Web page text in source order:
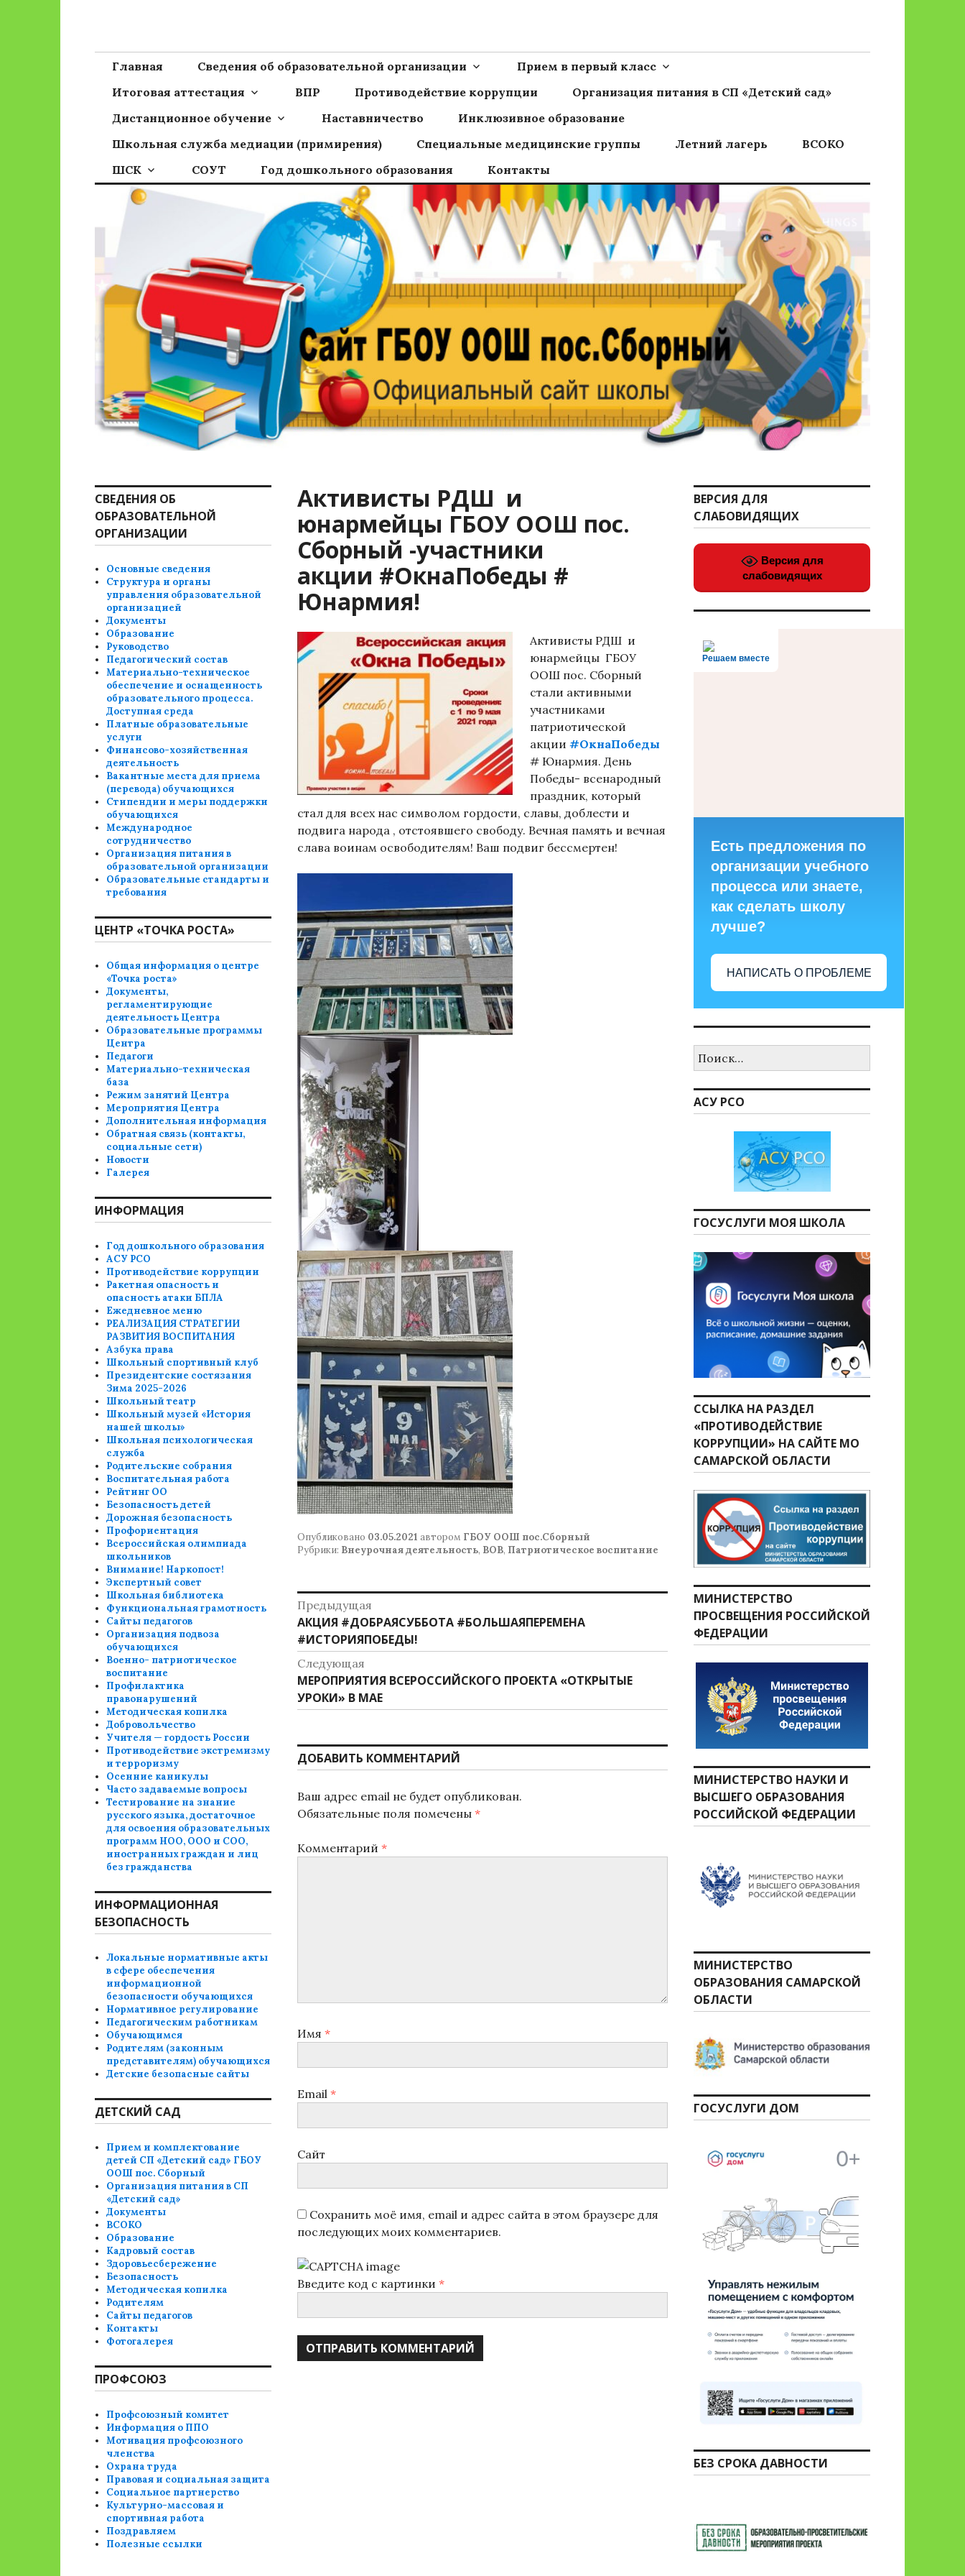
Сайт ГБОУ ООШ пос.Сборный
Главная Сведения об образовательной организации
Прием в первый класс
Итоговая аттестация
ВПР Противодействие коррупции
Организация питания в СП «Детский сад»
Дистанционное обучение
Наставничество
Инклюзивное образование
Школьная служба медиации (примирения)
Специальные медицинские группы Летний лагерь
ВСОКО
ШСК
СОУТ Год дошкольного образования Контакты
Активисты РДШ и
юнармейцы ГБОУ ООШ пос.
Сборный -участники
акции #ОкнаПобеды #
Юнармия!
Активисты РДШ и
юнармейцы ГБОУ
ООШ пос. Сборный
стали активными
участниками
патриотической
акции #ОкнаПобеды
# Юнармия. День
Победы- всенародный
праздник, который
стал для всех нас символом гордости, славы, доблести и
подвига народа , отстоявшего свободу. Вечная память и вечная
слава воинам освободителям! Ваш подвиг бессмертен!
Опубликовано 03.05.2021 автором ГБОУ ООШ пос.Сборный
Рубрики: Внеурочная деятельность, ВОВ, Патриотическое воспитание
Навигация
по
записям
Предыдущая
Предыдущая
запись:
АКЦИЯ #ДОБРАЯСУББОТА #БОЛЬШАЯПЕРЕМЕНА
#ИСТОРИЯПОБЕДЫ!
Следующая
Следующая
запись:
МЕРОПРИЯТИЯ ВСЕРОССИЙСКОГО ПРОЕКТА «ОТКРЫТЫЕ
УРОКИ» В МАЕ
ДОБАВИТЬ КОММЕНТАРИЙ
Ваш адрес email не будет опубликован.
Обязательные поля помечены *
Комментарий *
Имя *
Email *
Сайт
Сохранить моё имя, email и адрес сайта в этом браузере для
последующих моих комментариев.
Введите код с картинки *
СВЕДЕНИЯ ОБ
ОБРАЗОВАТЕЛЬНОЙ
ОРГАНИЗАЦИИ
Основные сведения
Структура и органы
управления образовательной
организацией
Документы
Образование
Руководство
Педагогический состав
Материально-техническое
обеспечение и оснащенность
образовательного процесса.
Доступная среда
Платные образовательные
услуги
Финансово-хозяйственная
деятельность
Вакантные места для приема
(перевода) обучающихся
Стипендии и меры поддержки
обучающихся
Международное
сотрудничество
Организация питания в
образовательной организации
Образовательные стандарты и
требования
ЦЕНТР «ТОЧКА РОСТА»
Общая информация о центре
«Точка роста»
Документы,
регламентирующие
деятельность Центра
Образовательные программы
Центра
Педагоги
Материально-техническая
база
Режим занятий Центра
Мероприятия Центра
Дополнительная информация
Обратная связь (контакты,
социальные сети)
Новости
Галерея
ИНФОРМАЦИЯ
Год дошкольного образования
АСУ РСО
Противодействие коррупции
Ракетная опасность и
опасность атаки БПЛА
Ежедневное меню
РЕАЛИЗАЦИЯ СТРАТЕГИИ
РАЗВИТИЯ ВОСПИТАНИЯ
Азбука права
Школьный спортивный клуб
Президентские состязания
Зима 2025-2026
Школьный театр
Школьный музей «История
нашей школы»
Школьная психологическая
служба
Родительские собрания
Воспитательная работа
Рейтинг ОО
Безопасность детей
Дорожная безопасность
Профориентация
Всероссийская олимпиада
школьников
Внимание! Наркопост!
Экспертный совет
Школьная библиотека
Функциональная грамотность
Сайты педагогов
Организация подвоза
обучающихся
Военно- патриотическое
воспитание
Профилактика
правонарушений
Методическая копилка
Добровольчество
Учителя — гордость России
Противодействие экстремизму
и терроризму
Осенние каникулы
Часто задаваемые вопросы
Тестирование на знание
русского языка, достаточное
для освоения образовательных
программ НОО, ООО и СОО,
иностранных граждан и лиц
без гражданства
ИНФОРМАЦИОННАЯ
БЕЗОПАСНОСТЬ
Локальные нормативные акты
в сфере обеспечения
информационной
безопасности обучающихся
Нормативное регулирование
Педагогическим работникам
Обучающимся
Родителям (законным
представителям) обучающихся
Детские безопасные сайты
ДЕТСКИЙ САД
Прием и комплектование
детей СП «Детский сад» ГБОУ
ООШ пос. Сборный
Организация питания в СП
«Детский сад»
Документы
ВСОКО
Образование
Кадровый состав
Здоровьесбережение
Безопасность
Методическая копилка
Родителям
Сайты педагогов
Контакты
Фотогалерея
ПРОФСОЮЗ
Профсоюзный комитет
Информация о ППО
Мотивация профсоюзного
членства
Охрана труда
Правовая и социальная защита
Социальное партнерство
Культурно-массовая и
спортивная работа
Поздравляем
Полезные ссылки
ВЕРСИЯ ДЛЯ
СЛАБОВИДЯЩИХ
Версия для
слабовидящих
Решаем вместе
Есть предложения по
организации учебного
процесса или знаете,
как сделать школу
лучше?
НАПИСАТЬ О ПРОБЛЕМЕ
АСУ РСО
ГОСУСЛУГИ МОЯ ШКОЛА
ССЫЛКА НА РАЗДЕЛ
«ПРОТИВОДЕЙСТВИЕ
КОРРУПЦИИ» НА САЙТЕ МО
САМАРСКОЙ ОБЛАСТИ
МИНИСТЕРСТВО
ПРОСВЕЩЕНИЯ РОССИЙСКОЙ
ФЕДЕРАЦИИ
МИНИСТЕРСТВО НАУКИ И
ВЫСШЕГО ОБРАЗОВАНИЯ
РОССИЙСКОЙ ФЕДЕРАЦИИ
МИНИСТЕРСТВО
ОБРАЗОВАНИЯ САМАРСКОЙ
ОБЛАСТИ
ГОСУСЛУГИ ДОМ
БЕЗ СРОКА ДАВНОСТИ